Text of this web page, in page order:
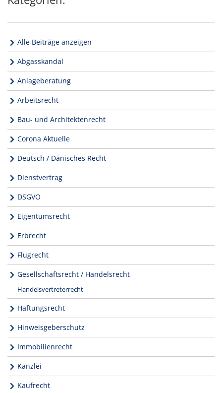
Alle Beiträge anzeigen
Abgasskandal
Anlageberatung
Arbeitsrecht
Bau- und Architektenrecht
Corona Aktuelle
Deutsch / Dänisches Recht
Dienstvertrag
DSGVO
Eigentumsrecht
Erbrecht
Flugrecht
Gesellschaftsrecht / Handelsrecht
Handelsvertreterrecht
Haftungsrecht
Hinweisgeberschutz
Immobilienrecht
Kanzlei
Kaufrecht